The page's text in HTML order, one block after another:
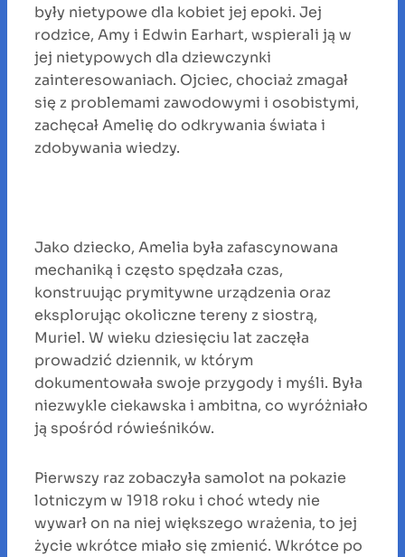
były nietypowe dla kobiet jej epoki. Jej
rodzice, Amy i Edwin Earhart, wspierali ją w
jej nietypowych dla dziewczynki
zainteresowaniach. Ojciec, chociaż zmagał
się z problemami zawodowymi i osobistymi,
zachęcał Amelię do odkrywania świata i
zdobywania wiedzy.
Jako dziecko, Amelia była zafascynowana
mechaniką i często spędzała czas,
konstruując prymitywne urządzenia oraz
eksplorując okoliczne tereny z siostrą,
Muriel. W wieku dziesięciu lat zaczęła
prowadzić dziennik, w którym
dokumentowała swoje przygody i myśli. Była
niezwykle ciekawska i ambitna, co wyróżniało
ją spośród rówieśników.
Pierwszy raz zobaczyła samolot na pokazie
lotniczym w 1918 roku i choć wtedy nie
wywarł on na niej większego wrażenia, to jej
życie wkrótce miało się zmienić. Wkrótce po